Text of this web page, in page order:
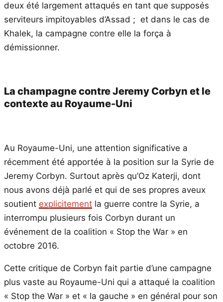
deux été largement attaqués en tant que supposés
serviteurs impitoyables d’Assad ; et dans le cas de
Khalek, la campagne contre elle la força à
démissionner.
La champagne contre Jeremy Corbyn et le
contexte au Royaume-Uni
Au Royaume-Uni, une attention significative a
récemment été apportée à la position sur la Syrie de
Jeremy Corbyn. Surtout après qu’Oz Katerji, dont
nous avons déjà parlé et qui de ses propres aveux
soutient explicitement la guerre contre la Syrie, a
interrompu plusieurs fois Corbyn durant un
événement de la coalition « Stop the War » en
octobre 2016.
Cette critique de Corbyn fait partie d’une campagne
plus vaste au Royaume-Uni qui a attaqué la coalition
« Stop the War » et « la gauche » en général pour son